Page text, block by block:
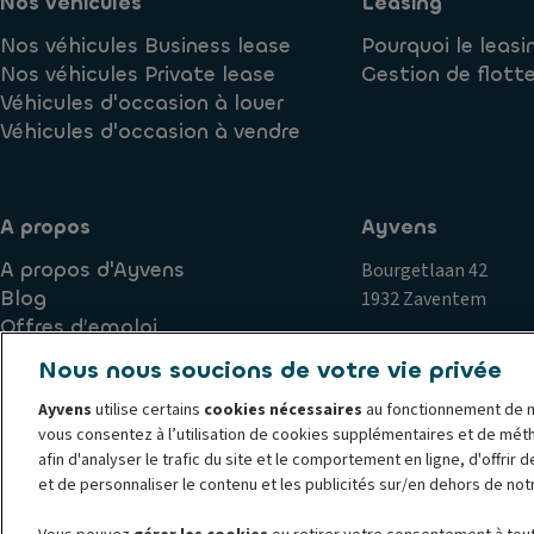
Nos véhicules Business lease
Nos véhicules Private lease
Véhicules d'occasion à louer
Véhicules d'occasion à vendre
Pourquoi le
Gestion de flotte
A propos
A propos d'Ayvens
Blog
Offres d’emploi
Ayvens
Bourgetlaan 42
1932 Zaventem
Politique de cookies Politique de confidentialité
Plaintes
Corporate Société Générale Documents
© 2026 Ayvens est l'un des principaux acteurs mondiaux de la mobilité
solutions de leasing complet, d'abonnement flexibles, de gestion de
Nous nous soucions de votre vie privée
Ayvens utilise certains cookies nécessaires au fonctionnement de
vous consentez à l’utilisation de cookies supplémentaires et de
afin d'analyser le trafic du site et le comportement en ligne, d'offrir
et de personnaliser le contenu et les publicités sur/en dehors de